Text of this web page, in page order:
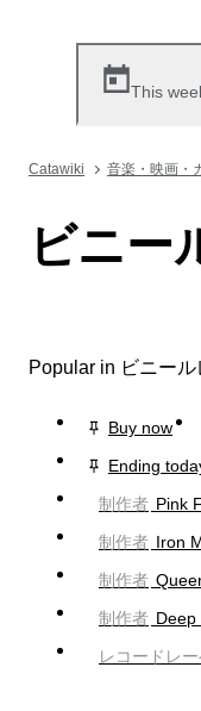
This
Catawiki 音楽・映画・
ビニー
Popular in ビニール
Buy now
Ending
制作者 Pink
制作者 Iron
制作者
制作者 Deep
レコードレ